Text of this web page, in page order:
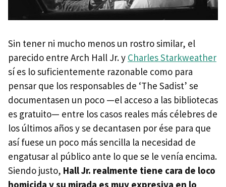
Sin tener ni mucho menos un rostro similar, el
parecido entre Arch Hall Jr. y Charles Starkweather
sí es lo suficientemente razonable como para
pensar que los responsables de ‘The Sadist’ se
documentasen un poco —el acceso a las bibliotecas
es gratuito— entre los casos reales más célebres de
los últimos años y se decantasen por ése para que
así fuese un poco más sencilla la necesidad de
engatusar al público ante lo que se le venía encima.
Siendo justo, Hall Jr. realmente tiene cara de loco
homicida y su mirada es muy expresiva en lo